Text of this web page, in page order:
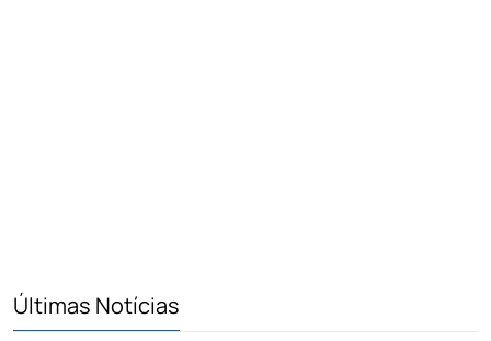
Últimas Notícias